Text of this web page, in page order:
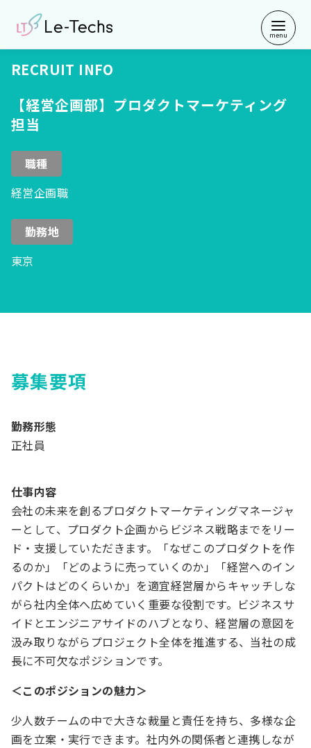
テ
RECRUIT INFO
【経営企画部】プロダクトマーケティング
担当
職種
経営企画職
勤務地
東京
募集要項
勤務形態
正社員
仕事内容
会社の未来を創るプロダクトマーケティングマネージャ
ーとして、プロダクト企画からビジネス戦略までをリー
ド・支援していただきます。「なぜこのプロダクトを作
るのか」「どのように売っていくのか」「経営へのイン
パクトはどのくらいか」を適宜経営層からキャッチしな
がら社内全体へ広めていく重要な役割です。ビジネスサ
イドとエンジニアサイドのハブとなり、経営層の意図を
汲み取りながらプロジェクト全体を推進する、当社の成
長に不可欠なポジションです。
＜このポジションの魅力＞
少人数チームの中で大きな裁量と責任を持ち、多様な企
画を立案・実行できます。社内外の関係者と連携しなが